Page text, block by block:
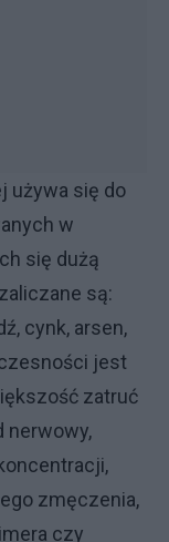
używa się do
w
się dużą
są:
cynk, arsen,
jest
zatruć
nerwowy,
zmęczenia,
czy